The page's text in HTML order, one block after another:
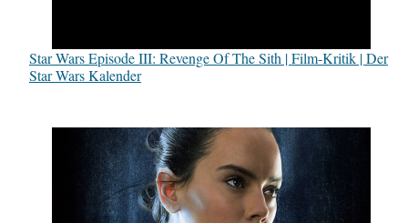
Star Wars Episode III: Revenge Of The Sith | Film-Kritik | Der
Star Wars Kalender